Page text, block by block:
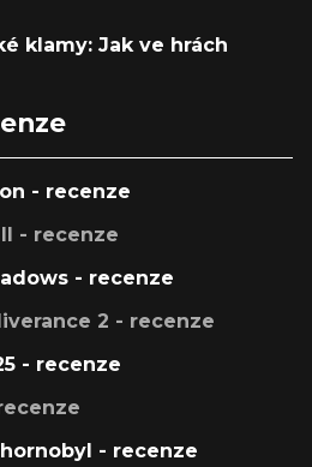
klamy: Jak ve hrách
- recenze
- recenze
- recenze
2 - recenze
- recenze
- recenze